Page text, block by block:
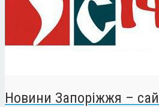
Новини Запоріжжя –